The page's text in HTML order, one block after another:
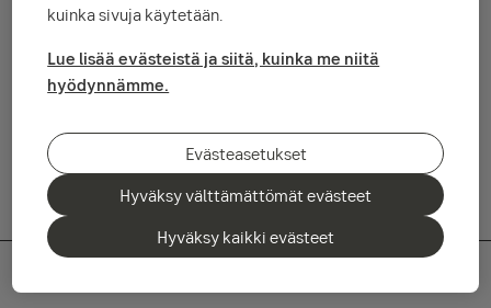
(4,493) kertaerä pois lukien. Liikevaihto kasvoi neljä
prosenttia vertailukaudesta 10,6 miljardiin kruunuun.
kuinka sivuja käytetään.
Lue lisää evästeistä ja siitä, kuinka me niitä
hyödynnämme.
Evästeasetukset
Hyväksy välttämättömät evästeet
Hyväksy kaikki evästeet